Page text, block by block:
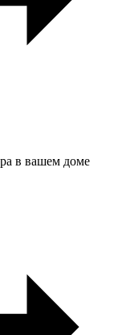
в вашем доме